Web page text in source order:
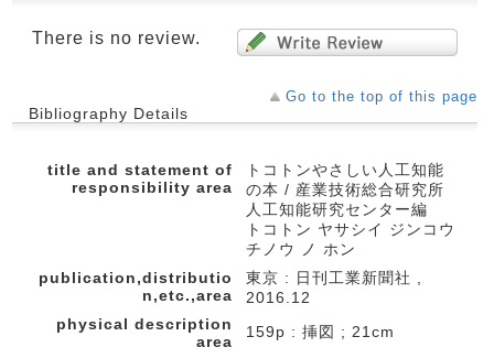
There is no review.
Go to the top of this page
Bibliography Details
title and statement of
responsibility area
トコトンやさしい人工知能
の本 / 産業技術総合研究所
人工知能研究センター編
トコトン ヤサシイ ジンコウ
チノウ ノ ホン
publication,distributio
n,etc.,area
東京 : 日刊工業新聞社 ,
2016.12
physical description
area
159p : 挿図 ; 21cm